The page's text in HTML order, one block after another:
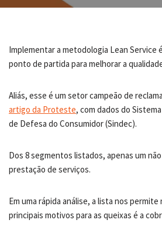
Implementar a metodologia Lean Service
ponto de partida para melhorar a
Aliás, esse é um setor campeão de
artigo da Proteste, com dados do
de Defesa do Consumidor (Sindec).
Dos 8 segmentos listados, apenas um
prestação de serviços.
Em uma rápida análise, a lista nos
principais motivos para as queixas é a